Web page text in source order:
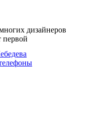
дизайнеров
первой